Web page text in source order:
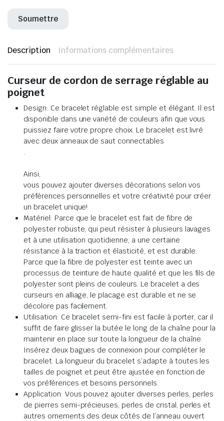
Description Informations complémentaires
Curseur de cordon de serrage réglable au
poignet
Design: Ce bracelet réglable est simple et élégant. Il est
disponible dans une variété de couleurs afin que vous
puissiez faire votre propre choix. Le bracelet est livré
avec deux anneaux de saut connectables
.
Ainsi,
vous pouvez ajouter diverses décorations selon vos
préférences personnelles et votre créativité pour créer
un bracelet unique!
Matériel: Parce que le bracelet est fait de fibre de
polyester robuste, qui peut résister à plusieurs lavages
et à une utilisation quotidienne, a une certaine
résistance à la traction et élasticité, et est durable.
Parce que la fibre de polyester est teinte avec un
processus de teinture de haute qualité et que les fils de
polyester sont pleins de couleurs. Le bracelet a des
curseurs en alliage, le placage est durable et ne se
décolore pas facilement.
Utilisation: Ce bracelet semi-fini est facile à porter, car il
suffit de faire glisser la butée le long de la chaîne pour la
maintenir en place sur toute la longueur de la chaîne.
Insérez deux bagues de connexion pour compléter le
bracelet. La longueur du bracelet s’adapte à toutes les
tailles de poignet et peut être ajustée en fonction de
vos préférences et besoins personnels.
Application: Vous pouvez ajouter diverses perles, perles
de pierres semi-précieuses, perles de cristal, perles et
autres ornements des deux côtés de l’anneau ouvert